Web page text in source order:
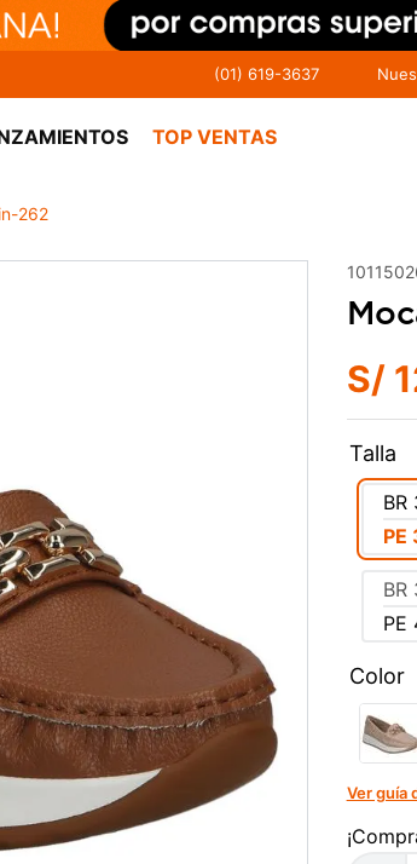
(01) 619-3637
TOP VENTAS
262
S/
Talla
BR
PE
BR
PE
Color
Ver guía